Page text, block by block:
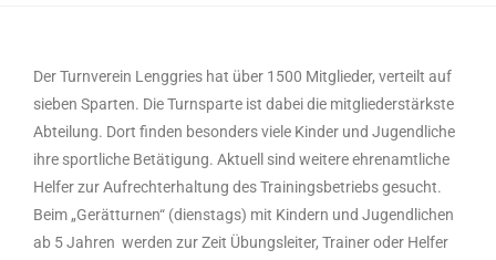
Der Turnverein Lenggries hat über 1500 Mitglieder, verteilt auf
sieben Sparten. Die Turnsparte ist dabei die mitgliederstärkste
Abteilung. Dort finden besonders viele Kinder und Jugendliche
ihre sportliche Betätigung. Aktuell sind weitere ehrenamtliche
Helfer zur Aufrechterhaltung des Trainingsbetriebs gesucht.
Beim „Gerätturnen“ (dienstags) mit Kindern und Jugendlichen
ab 5 Jahren werden zur Zeit Übungsleiter, Trainer oder Helfer